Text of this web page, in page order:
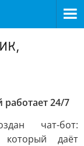
24/7
чат-бот:
даёт